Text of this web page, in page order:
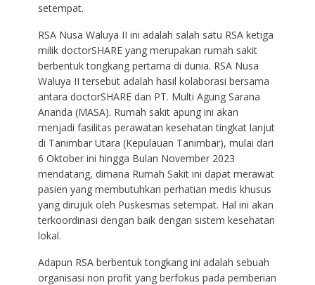
setempat.
RSA Nusa Waluya II ini adalah salah satu RSA ketiga
milik doctorSHARE yang merupakan rumah sakit
berbentuk tongkang pertama di dunia. RSA Nusa
Waluya II tersebut adalah hasil kolaborasi bersama
antara doctorSHARE dan PT. Multi Agung Sarana
Ananda (MASA). Rumah sakit apung ini akan
menjadi fasilitas perawatan kesehatan tingkat lanjut
di Tanimbar Utara (Kepulauan Tanimbar), mulai dari
6 Oktober ini hingga Bulan November 2023
mendatang, dimana Rumah Sakit ini dapat merawat
pasien yang membutuhkan perhatian medis khusus
yang dirujuk oleh Puskesmas setempat. Hal ini akan
terkoordinasi dengan baik dengan sistem kesehatan
lokal.
Adapun RSA berbentuk tongkang ini adalah sebuah
organisasi non profit yang berfokus pada pemberian